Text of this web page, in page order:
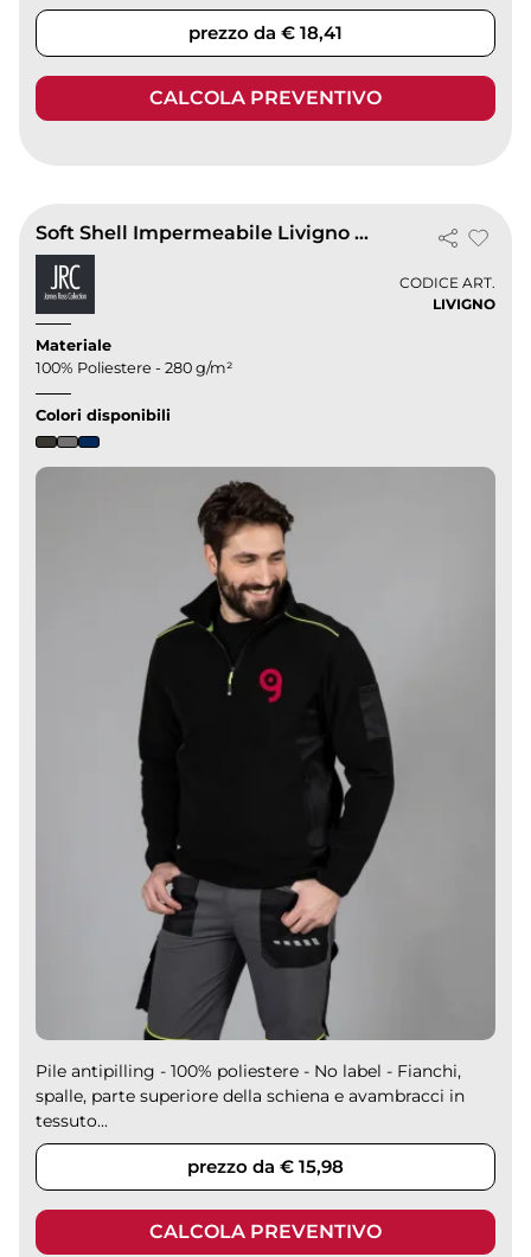
prezzo da € 18,41
CALCOLA PREVENTIVO
Soft Shell Impermeabile Livigno Regular
CODICE ART.
LIVIGNO
Materiale
100% Poliestere - 280 g/m²
Colori disponibili
Pile antipilling - 100% poliestere - No label - Fianchi,
spalle, parte superiore della schiena e avambracci in
tessuto...
prezzo da € 15,98
CALCOLA PREVENTIVO